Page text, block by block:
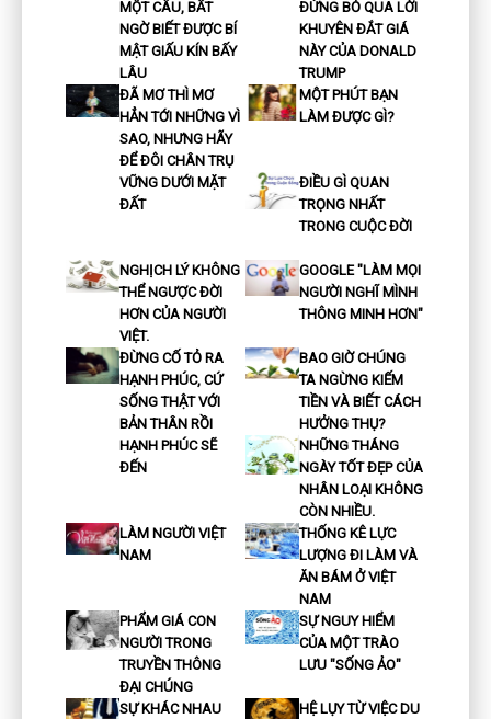
MỘT CÂU, BẤT
NGỜ BIẾT ĐƯỢC BÍ
MẬT GIẤU KÍN BẤY
LÂU
ĐỪNG BỎ QUA LỜI
KHUYÊN ĐẮT GIÁ
NÀY CỦA DONALD
TRUMP
ĐÃ MƠ THÌ MƠ
HẲN TỚI NHỮNG VÌ
SAO, NHƯNG HÃY
ĐỂ ĐÔI CHÂN TRỤ
VỮNG DƯỚI MẶT
ĐẤT
MỘT PHÚT BẠN
LÀM ĐƯỢC GÌ?
ĐIỀU GÌ QUAN
TRỌNG NHẤT
TRONG CUỘC ĐỜI
NGHỊCH LÝ KHÔNG
THỂ NGƯỢC ĐỜI
HƠN CỦA NGƯỜI
VIỆT.
GOOGLE "LÀM MỌI
NGƯỜI NGHĨ MÌNH
THÔNG MINH HƠN"
ĐỪNG CỐ TỎ RA
HẠNH PHÚC, CỨ
SỐNG THẬT VỚI
BẢN THÂN RỒI
HẠNH PHÚC SẼ
ĐẾN
BAO GIỜ CHÚNG
TA NGỪNG KIẾM
TIỀN VÀ BIẾT CÁCH
HƯỞNG THỤ?
NHỮNG THÁNG
NGÀY TỐT ĐẸP CỦA
NHÂN LOẠI KHÔNG
CÒN NHIỀU.
LÀM NGƯỜI VIỆT
NAM
THỐNG KÊ LỰC
LƯỢNG ĐI LÀM VÀ
ĂN BÁM Ở VIỆT
NAM
PHẨM GIÁ CON
NGƯỜI TRONG
TRUYỀN THÔNG
ĐẠI CHÚNG
SỰ NGUY HIỂM
CỦA MỘT TRÀO
LƯU "SỐNG ẢO"
SỰ KHÁC NHAU
HỆ LỤY TỪ VIỆC DU